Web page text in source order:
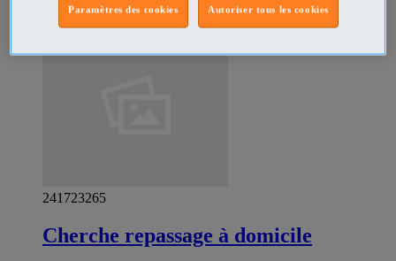
241723265
Cherche repassage à domicile
Autoriser tous les cookies
Paramètres des cookies